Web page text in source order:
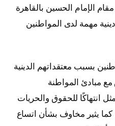
الإمام الحسين بالقاهرة
مهمة لدى المواطنين
بسبب معتقداتهم الدينية
مع مبادئ المواطنة
انتهاكًا للحقوق والحريات
كما يثير مخاوف بشأن اتساع